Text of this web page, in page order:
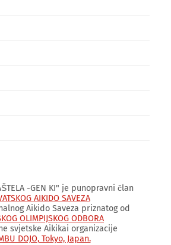
-GEN KI" je punopravni član
AIKIDO SAVEZA
Aikido Saveza priznatog od
OLIMPIJSKOG ODBORA
svjetske Aikikai organizacije
DOJO, Tokyo, Japan.